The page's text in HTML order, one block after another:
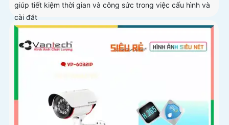
giúp tiết kiệm thời gian và công sức trong việc cấu hình và
cài đặt